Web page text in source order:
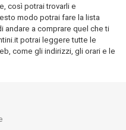
così potrai trovarli e
modo potrai fare la lista
andare a comprare quel che ti
potrai leggere tutte le
come gli indirizzi, gli orari e le